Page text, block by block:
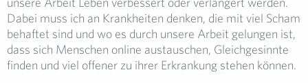
Dabei muss ich an Krankheiten denken, die mit viel Scham
behaftet sind und wo es durch unsere Arbeit gelungen ist,
dass sich Menschen online austauschen, Gleichgesinnte
finden und viel offener zu ihrer Erkrankung stehen können.